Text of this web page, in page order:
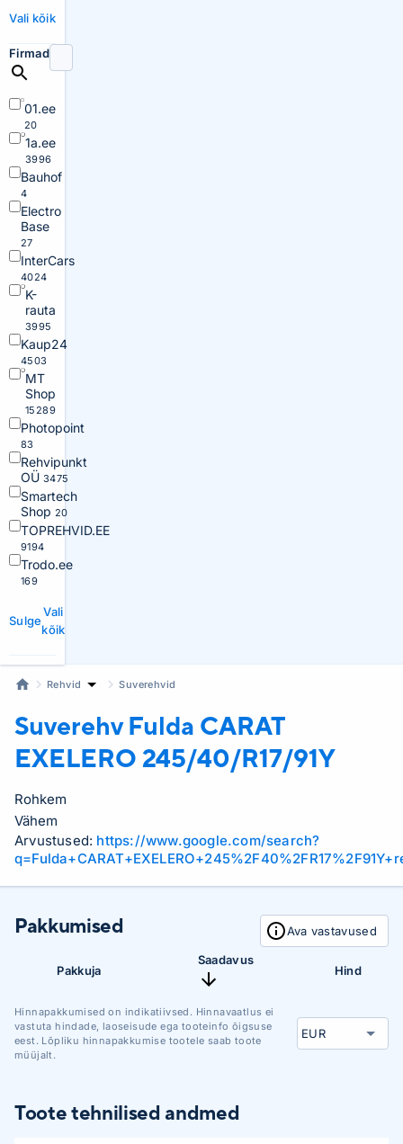
Vali kõik
Firmad
01.ee
20
1a.ee
3996
Bauhof
4
Electro
Base
27
InterCars
4024
K-
rauta
3995
Kaup24
4503
MT
Shop
15289
Photopoint
83
Rehvipunkt
OÜ 3475
Smartech
Shop 20
TOPREHVID.EE
9194
Trodo.ee
169
Sulge
Vali
kõik
Rehvid Suverehvid
Suverehv Fulda CARAT
EXELERO 245/40/R17/91Y
Rohkem
Vähem
Arvustused: https://www.google.com/search?
Pakkumised Ava vastavused
Pakkuja
Saadavus
Hind
Hinnapakkumised on indikatiivsed. Hinnavaatlus ei
vastuta hindade, laoseisude ega tooteinfo õigsuse
eest. Lõpliku hinnapakkumise tootele saab toote
müüjalt.
Toote tehnilised andmed